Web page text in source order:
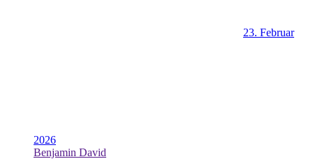
23. Februar
2026
Benjamin David